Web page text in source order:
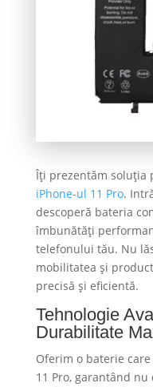
Îți prezentăm soluția
iPhone-ul 11 Pro.
descoperă bateria
îmbunătăți
telefonului tău. Nu
mobilitatea și
precisă și eficientă.
Tehnologie
Durabilitate
Oferim o baterie
11 Pro, garantând